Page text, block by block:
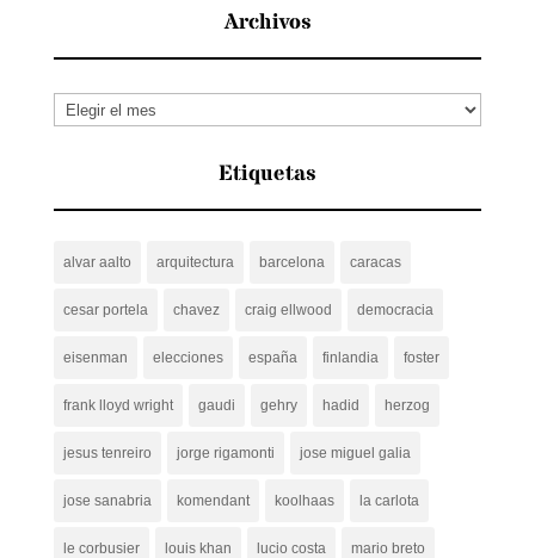
Archivos
Archivos
Etiquetas
alvar aalto arquitectura barcelona caracas
cesar portela chavez craig ellwood democracia
eisenman elecciones españa finlandia foster
frank lloyd wright gaudi gehry hadid herzog
jesus tenreiro jorge rigamonti jose miguel galia
jose sanabria komendant koolhaas la carlota
le corbusier louis khan lucio costa mario breto